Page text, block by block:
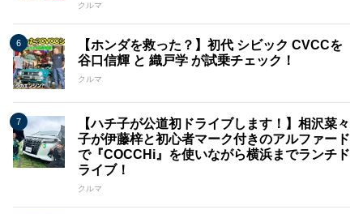
クルマ
【ホンダを救った？】初代 シビック CVCCを
谷口信輝 と 織戸学 が試乗チェック！
クルマ
【ハチ子が公道初ドライブします！】相沢菜々
子が伊藤梓と初心者マーク付きのアルファード
で『COCCHi』を使いながら横浜までランチド
ライブ！
クルマ